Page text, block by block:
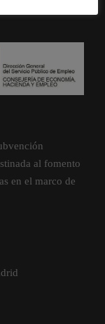
al fomento
en el marco de